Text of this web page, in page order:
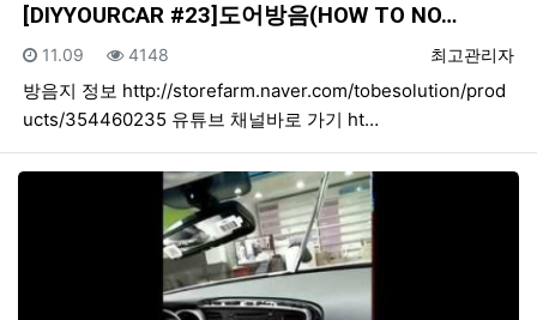
[DIYYOURCAR #23]도어방음(HOW TO NO…
등록자
최고관리자
등록일
11.09 조회
4148
방음지 정보 http://storefarm.naver.com/tobesolution/prod
ucts/354460235 유튜브 채널바로 가기 ht…